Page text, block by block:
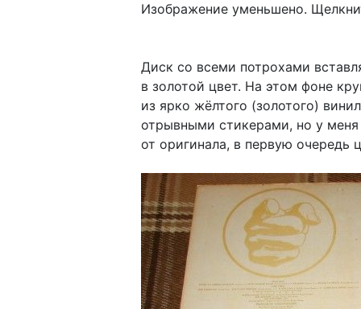
Изображение уменьшено.
Диск со всеми потрохами
в золотой цвет. На этом фоне
из ярко жёлтого (золотого)
отрывными стикерами, но у
от оригинала, в первую очередь